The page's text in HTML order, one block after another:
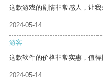
这款游戏的剧情非常感人，让我
2024-05-14
游客
这款软件的价格非常实惠，值得
2024-05-14